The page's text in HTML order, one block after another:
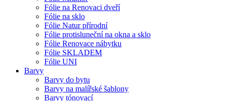
Fólie na Renovaci dveří
Fólie na sklo
Fólie Natur přírodní
Fólie protisluneční na okna a sklo
Fólie Renovace nábytku
Fólie SKLADEM
Fólie UNI
Barvy
Barvy do bytu
Barvy na malířské šablony
Barvy tónovací